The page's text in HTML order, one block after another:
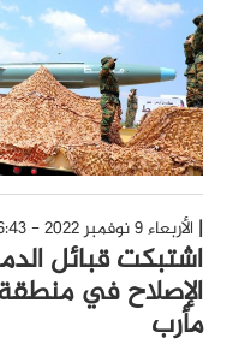
الأربعاء 9 نوفمبر 2022 - 16:43
اشتبكت قبائل
الإصلاح في
مأرب